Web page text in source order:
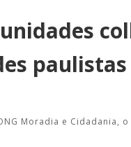
paulistas
Moradia e